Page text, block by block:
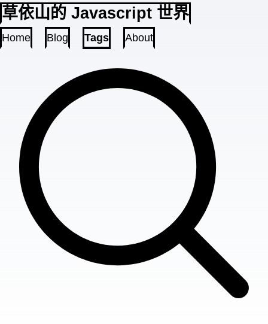
草依山的 Javascript 世界
Home Blog Tags About